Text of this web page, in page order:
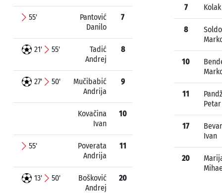
55'
Pantović
Danilo
7
21' 55'
Tadić
Andrej
8
27' 50'
Mučibabić
Andrija
9
Kovačina
Ivan
10
55'
Poverata
Andrija
11
13' 50'
Bošković
Andrej
20
7
8
Soldo
10
11
Petar
17
Ivan
20